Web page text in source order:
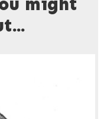
might